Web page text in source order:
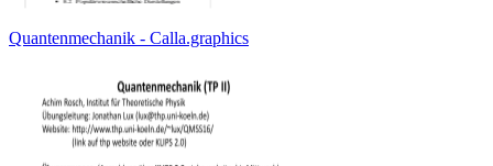
Quantenmechanik - Calla.graphics